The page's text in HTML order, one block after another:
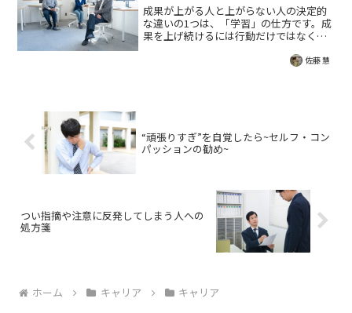
成果が上がる人と上がらない人の決定的
な違いの1つは、「学習」の仕方です。成
果を上げ続けるには行動だけではなく価
欠。「努力しているのにうまく行かな佐藤 慧
“頑張りすぎ”を自覚したら~セルフ・コン
パッションの勧め~
つい指摘や注意に反発してしまう人への
処方箋
ホーム キャリア キャリア